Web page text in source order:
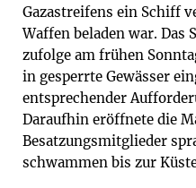
Gazastreifens ein Schiff
Waffen beladen war. Das
zufolge am frühen
in gesperrte Gewässer
entsprechender
Daraufhin eröffnete die
Besatzungsmitglieder
schwammen bis zur